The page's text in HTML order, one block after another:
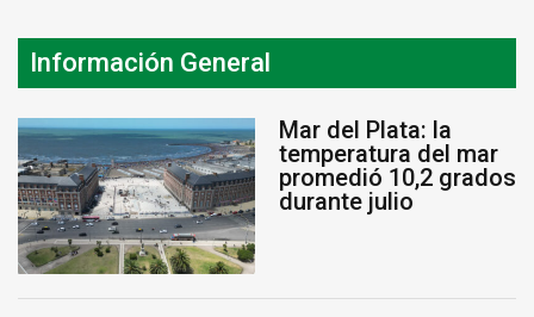
Información General
Mar del Plata: la
temperatura del mar
promedió 10,2 grados
durante julio